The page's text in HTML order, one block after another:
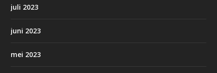
juli 2023
juni 2023
mei 2023